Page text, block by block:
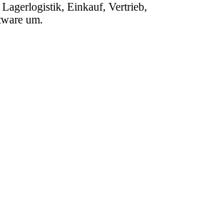
Lagerlogistik, Einkauf, Vertrieb,
um.